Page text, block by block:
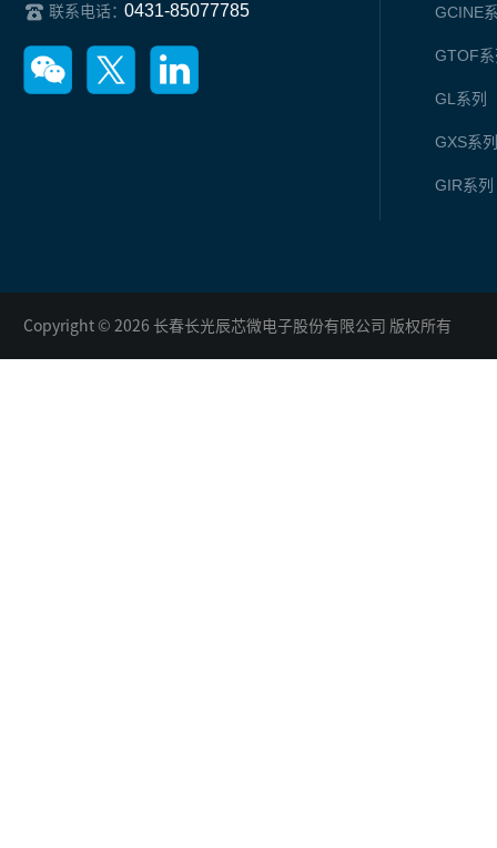
联系电话：0431-85077785 GCINE
GTOF
GL 系列
GXS系
GIR系列
Copyright © 2026 长春长光辰芯微电子股份有限公司 版权所有